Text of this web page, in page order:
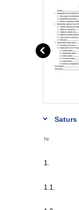
Saturs
Nr.
1.
1.1.